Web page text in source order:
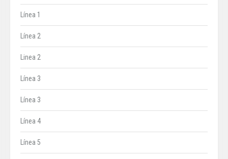
Línea 1
Línea 2
Linea 2
Línea 3
Línea 3
Línea 4
Línea 5